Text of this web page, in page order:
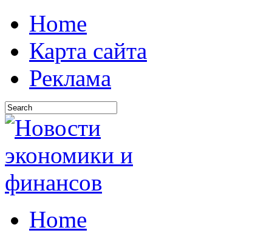
Home
Карта сайта
Реклама
Home